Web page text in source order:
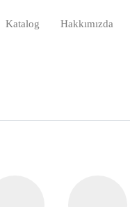
Katalog Hakkımızda